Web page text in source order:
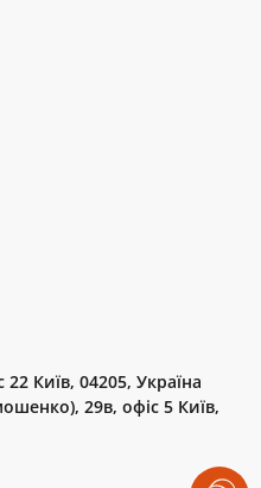
Київ, 04205, Україна
29в, офіс 5 Київ,